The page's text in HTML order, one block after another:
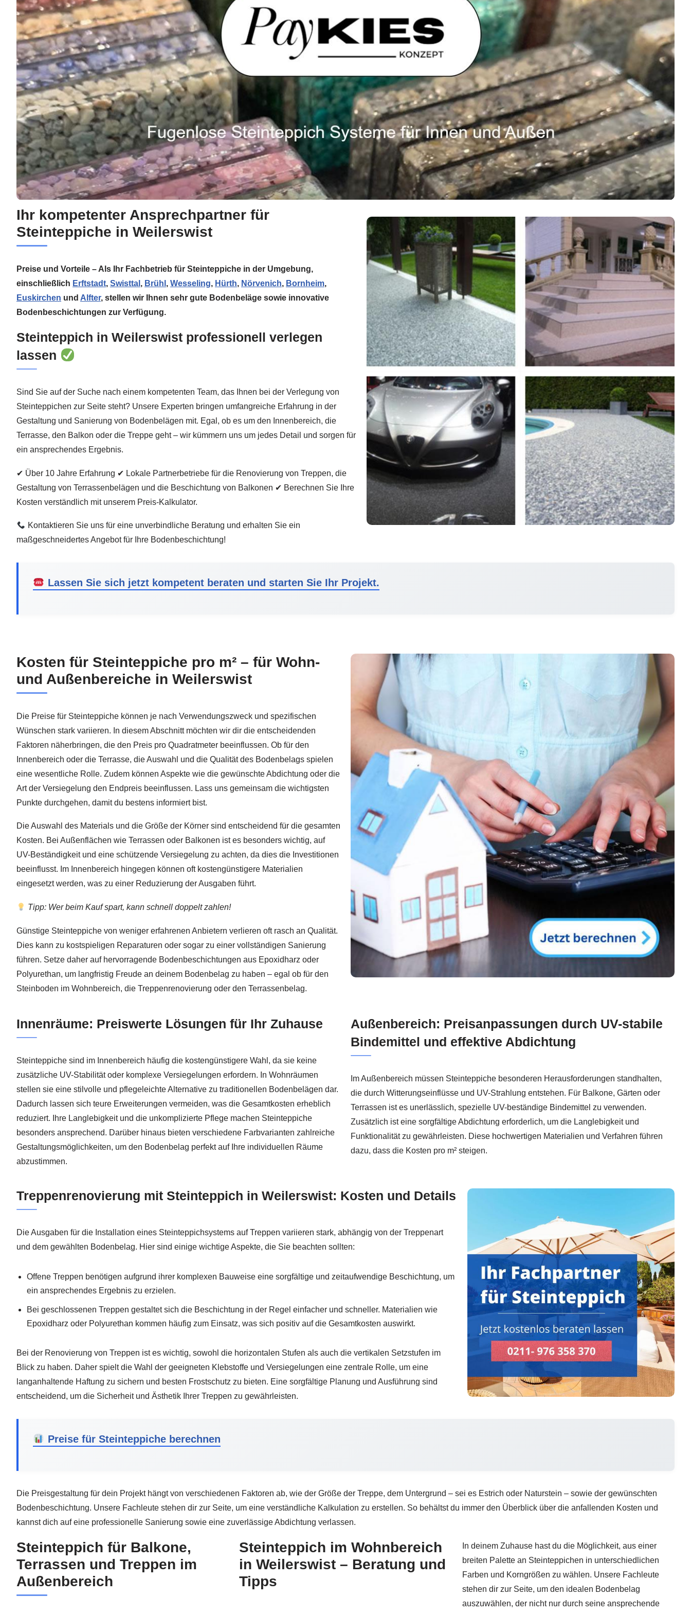
Ihr kompetenter Ansprechpartner für
Steinteppiche in Weilerswist
Preise und Vorteile – Als Ihr Fachbetrieb für Steinteppiche in der Umgebung,
einschließlich Erftstadt, Swisttal , Brühl , Wesseling, Hürth, Nörvenich, Bornheim,
Euskirchen und Alfter, stellen wir Ihnen sehr gute Bodenbeläge sowie innovative
Bodenbeschichtungen zur Verfügung.
Steinteppich in Weilerswist professionell verlegen
lassen
Sind Sie auf der Suche nach einem kompetenten Team, das Ihnen bei der Verlegung von
Steinteppichen zur Seite steht? Unsere Experten bringen umfangreiche Erfahrung in der
Gestaltung und Sanierung von Bodenbelägen mit. Egal, ob es um den Innenbereich, die
Terrasse, den Balkon oder die Treppe geht – wir kümmern uns um jedes Detail und sorgen für
ein ansprechendes Ergebnis.
✔ Über 10 Jahre Erfahrung ✔ Lokale Partnerbetriebe für die Renovierung von Treppen, die
Gestaltung von Terrassenbelägen und die Beschichtung von Balkonen ✔ Berechnen Sie Ihre
Kosten verständlich mit unserem Preis-Kalkulator.
Kontaktieren Sie uns für eine unverbindliche Beratung und erhalten Sie ein
maßgeschneidertes Angebot für Ihre Bodenbeschichtung!
Lassen Sie sich jetzt kompetent beraten und starten Sie Ihr Projekt.
Kosten für Steinteppiche pro m² – für Wohn-
und Außenbereiche in Weilerswist
Die Preise für Steinteppiche können je nach Verwendungszweck und spezifischen
Wünschen stark variieren. In diesem Abschnitt möchten wir dir die entscheidenden
Faktoren näherbringen, die den Preis pro Quadratmeter beeinflussen. Ob für den
Innenbereich oder die Terrasse, die Auswahl und die Qualität des Bodenbelags spielen
eine wesentliche Rolle. Zudem können Aspekte wie die gewünschte Abdichtung oder die
Art der Versiegelung den Endpreis beeinflussen. Lass uns gemeinsam die wichtigsten
Punkte durchgehen, damit du bestens informiert bist.
Die Auswahl des Materials und die Größe der Körner sind entscheidend für die gesamten
Kosten. Bei Außenflächen wie Terrassen oder Balkonen ist es besonders wichtig, auf
UV-Beständigkeit und eine schützende Versiegelung zu achten, da dies die Investitionen
beeinflusst. Im Innenbereich hingegen können oft kostengünstigere Materialien
eingesetzt werden, was zu einer Reduzierung der Ausgaben führt.
Tipp: Wer beim Kauf spart, kann schnell doppelt zahlen!
Günstige Steinteppiche von weniger erfahrenen Anbietern verlieren oft rasch an Qualität.
Dies kann zu kostspieligen Reparaturen oder sogar zu einer vollständigen Sanierung
führen. Setze daher auf hervorragende Bodenbeschichtungen aus Epoxidharz oder
Polyurethan, um langfristig Freude an deinem Bodenbelag zu haben – egal ob für den
Steinboden im Wohnbereich, die Treppenrenovierung oder den Terrassenbelag.
Innenräume: Preiswerte Lösungen für Ihr Zuhause
Steinteppiche sind im Innenbereich häufig die kostengünstigere Wahl, da sie keine
zusätzliche UV-Stabilität oder komplexe Versiegelungen erfordern. In Wohnräumen
stellen sie eine stilvolle und pflegeleichte Alternative zu traditionellen Bodenbelägen dar.
Dadurch lassen sich teure Erweiterungen vermeiden, was die Gesamtkosten erheblich
reduziert. Ihre Langlebigkeit und die unkomplizierte Pflege machen Steinteppiche
besonders ansprechend. Darüber hinaus bieten verschiedene Farbvarianten zahlreiche
Gestaltungsmöglichkeiten, um den Bodenbelag perfekt auf Ihre individuellen Räume
abzustimmen.
Außenbereich: Preisanpassungen durch UV-stabile
Bindemittel und effektive Abdichtung
Im Außenbereich müssen Steinteppiche besonderen Herausforderungen standhalten,
die durch Witterungseinflüsse und UV-Strahlung entstehen. Für Balkone, Gärten oder
Terrassen ist es unerlässlich, spezielle UV-beständige Bindemittel zu verwenden.
Zusätzlich ist eine sorgfältige Abdichtung erforderlich, um die Langlebigkeit und
Funktionalität zu gewährleisten. Diese hochwertigen Materialien und Verfahren führen
dazu, dass die Kosten pro m² steigen.
Treppenrenovierung mit Steinteppich in Weilerswist: Kosten und Details
Die Ausgaben für die Installation eines Steinteppichsystems auf Treppen variieren stark, abhängig von der Treppenart
und dem gewählten Bodenbelag. Hier sind einige wichtige Aspekte, die Sie beachten sollten:
Offene Treppen benötigen aufgrund ihrer komplexen Bauweise eine sorgfältige und zeitaufwendige Beschichtung, um
ein ansprechendes Ergebnis zu erzielen.
Bei geschlossenen Treppen gestaltet sich die Beschichtung in der Regel einfacher und schneller. Materialien wie
Epoxidharz oder Polyurethan kommen häufig zum Einsatz, was sich positiv auf die Gesamtkosten auswirkt.
Bei der Renovierung von Treppen ist es wichtig, sowohl die horizontalen Stufen als auch die vertikalen Setzstufen im
Blick zu haben. Daher spielt die Wahl der geeigneten Klebstoffe und Versiegelungen eine zentrale Rolle, um eine
langanhaltende Haftung zu sichern und besten Frostschutz zu bieten. Eine sorgfältige Planung und Ausführung sind
entscheidend, um die Sicherheit und Ästhetik Ihrer Treppen zu gewährleisten.
Preise für Steinteppiche berechnen
Die Preisgestaltung für dein Projekt hängt von verschiedenen Faktoren ab, wie der Größe der Treppe, dem Untergrund – sei es Estrich oder Naturstein – sowie der gewünschten
Bodenbeschichtung. Unsere Fachleute stehen dir zur Seite, um eine verständliche Kalkulation zu erstellen. So behältst du immer den Überblick über die anfallenden Kosten und
kannst dich auf eine professionelle Sanierung sowie eine zuverlässige Abdichtung verlassen.
Steinteppich für Balkone,
Terrassen und Treppen im
Außenbereich
Steinteppich im Wohnbereich
in Weilerswist – Beratung und
Tipps
In deinem Zuhause hast du die Möglichkeit, aus einer
breiten Palette an Steinteppichen in unterschiedlichen
Farben und Korngrößen zu wählen. Unsere Fachleute
stehen dir zur Seite, um den idealen Bodenbelag
auszuwählen, der nicht nur durch seine ansprechende